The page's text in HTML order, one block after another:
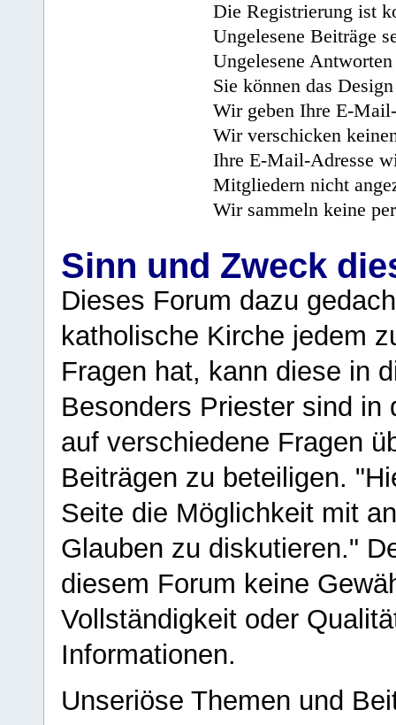
Die Registrierung ist
Ungelesene Beiträge
Ungelesene
Sie können das
Wir geben Ihre E-
Wir verschicken
Ihre E-Mail-Adresse
Mitgliedern nicht
Wir sammeln keine
Sinn und Zweck
Dieses Forum dazu
katholische Kirche jedem
Fragen hat, kann diese in
Besonders Priester sind in
auf verschiedene Fragen
Beiträgen zu beteiligen.
Seite die Möglichkeit mit
Glauben zu diskutieren."
diesem Forum keine
Vollständigkeit oder
Informationen.
Unseriöse Themen und